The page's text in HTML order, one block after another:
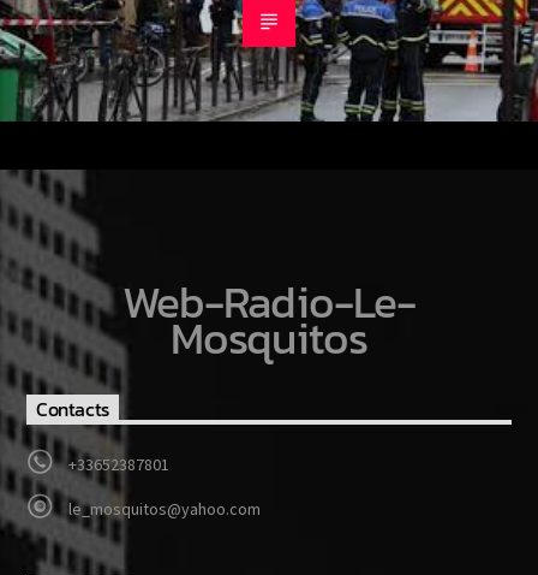
Web-Radio-Le-
Mosquitos
Contacts
+33652387801
le_mosquitos@yahoo.com